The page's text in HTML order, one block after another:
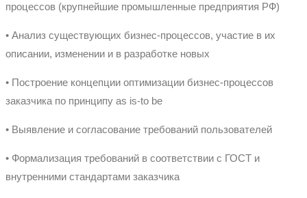
процессов (крупнейшие промышленные предприятия РФ)
• Анализ существующих бизнес-процессов, участие в их
описании, изменении и в разработке новых
• Построение концепции оптимизации бизнес-процессов
заказчика по принципу as is-to be
• Выявление и согласование требований пользователей
• Формализация требований в соответствии с ГОСТ и
внутренними стандартами заказчика